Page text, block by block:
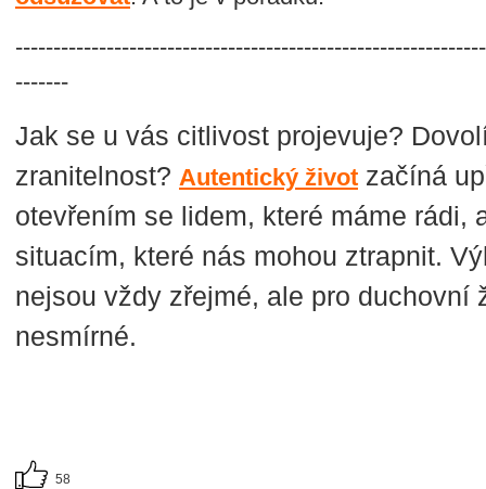
-------
Jak se u vás citlivost projevuje?
zranitelnost? Autentický život začíná
otevřením se lidem, které máme rádi,
situacím, které nás mohou ztrapnit.
nejsou vždy zřejmé, ale pro duchovní
nesmírné.
58